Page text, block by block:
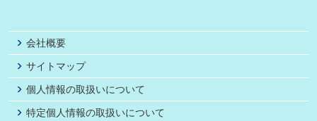
会社概要
サイトマップ
個人情報の取扱いについて
特定個人情報の取扱いについて